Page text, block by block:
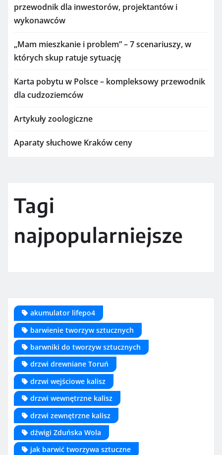
przewodnik dla inwestorów, projektantów i
wykonawców
„Mam mieszkanie i problem” – 7 scenariuszy, w
których skup ratuje sytuację
Karta pobytu w Polsce – kompleksowy przewodnik
dla cudzoziemców
Artykuły zoologiczne
Aparaty słuchowe Kraków ceny
Tagi
najpopularniejsze
akumulator lifepo4
barwienie tworzyw sztucznych
barwniki do tworzyw sztucznych
drzwi drewniane Toruń
drzwi wejściowe kalisz
drzwi wewnętrzne kalisz
drzwi zewnętrzne kalisz
dźwigi Zduńska Wola
jak barwić tworzywa sztuczne